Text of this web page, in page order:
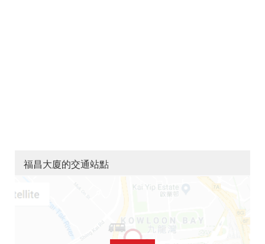
福昌大廈的交通站點